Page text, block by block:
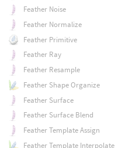
Feather Noise
Feather Normalize
Feather Primitive
Feather Ray
Feather Resample
Feather Shape Organize
Feather Surface
Feather Surface Blend
Feather Template Assign
Feather Template Interpolate